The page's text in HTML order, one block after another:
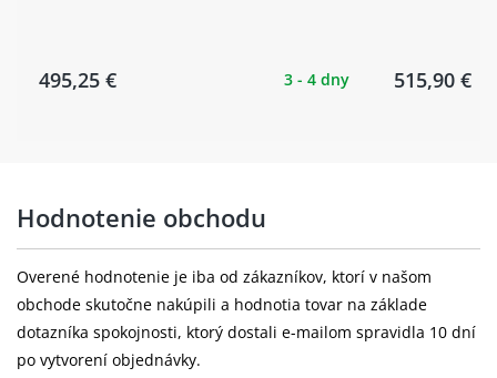
495,25 € 3 - 4 dny 515,90 €
Hodnotenie obchodu
Overené hodnotenie je iba od zákazníkov, ktorí v našom
obchode skutočne nakúpili a hodnotia tovar na základe
dotazníka spokojnosti, ktorý dostali e-mailom spravidla 10 dní
po vytvorení objednávky.